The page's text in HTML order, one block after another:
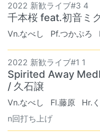
2022 新歓ライブ#3 4
千本桜 feat.初音ミ
Vn.なべし Pf.つかぷろ
2022 新歓ライブ#1 1
Spirited Away
/ 久石譲
Vn.なべし Fl.藤原 Hr.
n回打ち上げ